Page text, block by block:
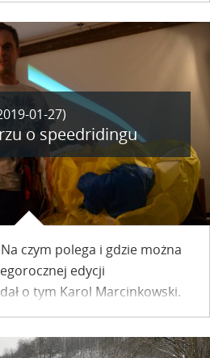
01-27)
o speedridingu
czym polega i gdzie można
edycji
o tym Karol Marcinkowski.